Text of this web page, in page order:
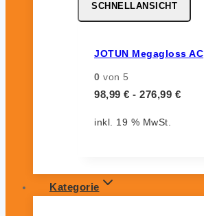
SCHNELLANSICHT
JOTUN Megagloss AC
0 von 5
98,99 € - 276,99 €
inkl. 19 % MwSt.
Kategorie